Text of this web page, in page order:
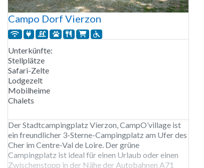
Campo Dorf Vierzon
Unterkünfte:
Stellplätze
Safari-Zelte
Lodgezelt
Mobilheime
Chalets
Der Stadtcampingplatz Vierzon, CampO’village ist
ein freundlicher 3-Sterne-Campingplatz am Ufer des
Cher im Centre-Val de Loire. Der grüne
Campingplatz ist ideal für einen Urlaub oder einen
Zwischenstopp in der Nähe der Autobahnen A71